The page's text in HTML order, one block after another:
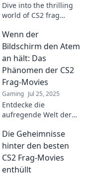
Dive into the thrilling
world of CS2 frag
plays, jaw-dropping
moments, and why this
craze is taking the
gaming scene by
storm!
Wenn der
Bildschirm den Atem
an hält: Das
Phänomen der CS2
Frag-Movies
Gaming Jul 25, 2025
Entdecke die
aufregende Welt der
Atemberaubende
Spielmomente, die
dich fesseln – verpasse
nicht die besten Clips!
Die Geheimnisse
hinter den besten
CS2 Frag-Movies
enthüllt